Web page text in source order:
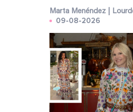
Marta Menéndez |
09-08-2026